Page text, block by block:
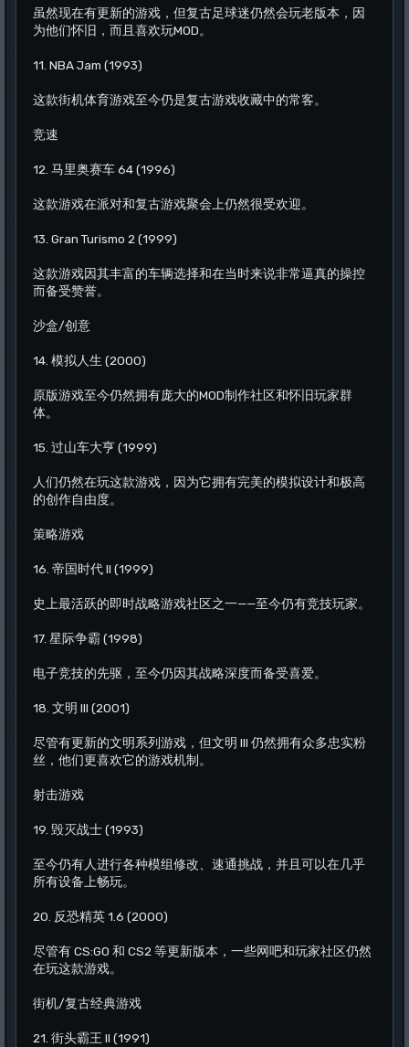
虽然现在有更新的游戏，但复古足球迷仍然会玩老版本，因
为他们怀旧，而且喜欢玩MOD。
11. NBA Jam (1993)
这款街机体育游戏至今仍是复古游戏收藏中的常客。
竞速
12. 马里奥赛车 64 (1996)
这款游戏在派对和复古游戏聚会上仍然很受欢迎。
13. Gran Turismo 2 (1999)
这款游戏因其丰富的车辆选择和在当时来说非常逼真的操控
而备受赞誉。
沙盒/创意
14. 模拟人生 (2000)
原版游戏至今仍然拥有庞大的MOD制作社区和怀旧玩家群
体。
15. 过山车大亨 (1999)
人们仍然在玩这款游戏，因为它拥有完美的模拟设计和极高
的创作自由度。
策略游戏
16. 帝国时代 II (1999)
史上最活跃的即时战略游戏社区之一——至今仍有竞技玩家。
17. 星际争霸 (1998)
电子竞技的先驱，至今仍因其战略深度而备受喜爱。
18. 文明 III (2001)
尽管有更新的文明系列游戏，但文明 III 仍然拥有众多忠实粉
丝，他们更喜欢它的游戏机制。
射击游戏
19. 毁灭战士 (1993)
至今仍有人进行各种模组修改、速通挑战，并且可以在几乎
所有设备上畅玩。
20. 反恐精英 1.6 (2000)
尽管有 CS:GO 和 CS2 等更新版本，一些网吧和玩家社区仍然
在玩这款游戏。
街机/复古经典游戏
21. 街头霸王 II (1991)